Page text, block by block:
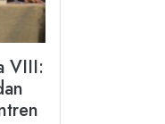
VIII: